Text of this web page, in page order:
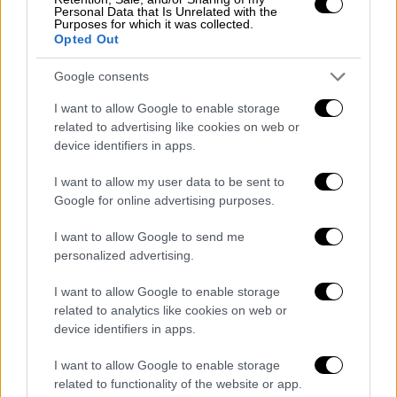
Personal Data that Is Unrelated with the
Purposes for which it was collected.
Opted Out
Google consents
I want to allow Google to enable storage
related to advertising like cookies on web or
device identifiers in apps.
I want to allow my user data to be sent to
Google for online advertising purposes.
I want to allow Google to send me
personalized advertising.
I want to allow Google to enable storage
related to analytics like cookies on web or
device identifiers in apps.
I want to allow Google to enable storage
related to functionality of the website or app.
κρακ και ένιωσα το κάθισμα να φεύγει. Μετά
άκουσα έναν πιο δυνατό τριγμό και κατάλαβα
ότι ο αδερφός μου έφυγε από το κάθισμα»,
Ο ίδιος «ασυναίσθητα» κρατήθηκε από τη
μπάρα, όπως ανέφερε ενώ τόνισε: «Είχαν
σβήσει τα φώτα. Αφού χαμήλωσε η ταχύτητα
έτρεξα στον αδελφό μου, που ήταν
κρατούσε τίποτα. Εκτιμώ ότι το παιχνίδι
δεν σταμάτησε με φρένα, αλλά με το ότι δεν
έδινε άλλη κίνηση».
Οι κατηγορούμενοι
Υπενθυμίζεται ότι στο εδώλιο κάθονται
ιδιοκτήτης του λούνα παρκ, που είναι και